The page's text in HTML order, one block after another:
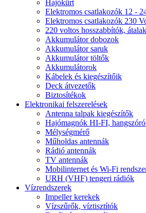
Hajókürt
Elektromos csatlakozók 12 -
Elektromos csatlakozók 230
220 voltos hosszabbítók,
Akkumulátor dobozok
Akkumulátor saruk
Akkumulátor töltők
Akkumulátorok
Kábelek és kiegészítőik
Deck átvezetők
Biztosítékok
Elektronikai felszerelések
Antenna talpak kiegészítők
Hajómagnók HI-FI,
Mélységmérő
Műholdas antennák
Rádió antennák
TV antennák
Mobilinternet és Wi-Fi
URH (VHF) tengeri rádiók
Vízrendszerek
Impeller kerekek
Vízszűrők, víztisztítók